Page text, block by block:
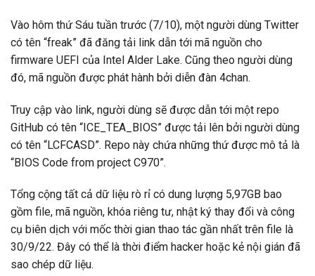
Vào hôm thứ Sáu tuần trước (7/10), một người dùng Twitter
có tên “freak” đã đăng tải link dẫn tới mã nguồn cho
firmware UEFI của Intel Alder Lake. Cũng theo người dùng
đó, mã nguồn được phát hành bởi diễn đàn 4chan.
Truy cập vào link, người dùng sẽ được dẫn tới một repo
GitHub có tên “ICE_TEA_BIOS” được tải lên bởi người dùng
có tên “LCFCASD”. Repo này chứa những thứ được mô tả là
“BIOS Code from project C970”.
Tổng cộng tất cả dữ liệu rò rỉ có dung lượng 5,97GB bao
gồm file, mã nguồn, khóa riêng tư, nhật ký thay đổi và công
cụ biên dịch với mốc thời gian thao tác gần nhất trên file là
30/9/22. Đây có thể là thời điểm hacker hoặc kẻ nội gián đã
sao chép dữ liệu.